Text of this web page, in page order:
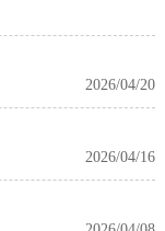
2026/04/20
2026/04/16